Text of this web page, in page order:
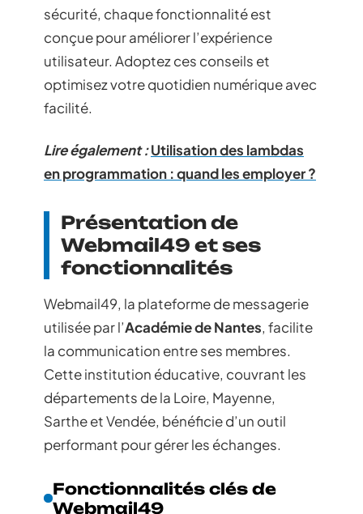
sécurité, chaque fonctionnalité est
conçue pour améliorer l’expérience
utilisateur. Adoptez ces conseils et
optimisez votre quotidien numérique avec
facilité.
Lire également :Utilisation des lambdas
en programmation : quand les employer ?
Présentation de
Webmail49 et ses
fonctionnalités
Webmail49, la plateforme de messagerie
utilisée par l’Académie de Nantes, facilite
la communication entre ses membres.
Cette institution éducative, couvrant les
départements de la Loire, Mayenne,
Sarthe et Vendée, bénéficie d’un outil
performant pour gérer les échanges.
Fonctionnalités clés de
Webmail49